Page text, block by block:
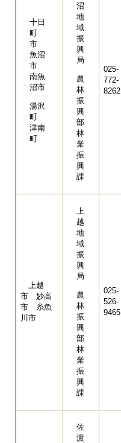
十日
町
市
魚沼
市
南魚
沼市
湯沢
町
津南
町
沼
地
域
振
興
局
農
林
振
興
部
林
業
振
興
課
025-
772-
8262
上越
市 妙高
市 糸魚
川市
上
越
地
域
振
興
局
農
林
振
興
部
林
業
振
興
課
025-
526-
9465
佐
渡